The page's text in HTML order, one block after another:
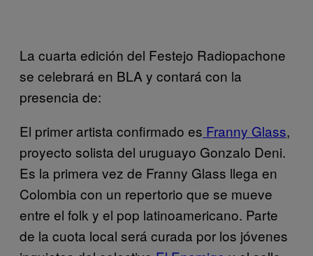
La cuarta edición del Festejo Radiopachone
se celebrará en BLA y contará con la
presencia de:
El primer artista confirmado es Franny Glass,
proyecto solista del uruguayo Gonzalo Deni.
Es la primera vez de Franny Glass llega en
Colombia con un repertorio que se mueve
entre el folk y el pop latinoamericano. Parte
de la cuota local será curada por los jóvenes